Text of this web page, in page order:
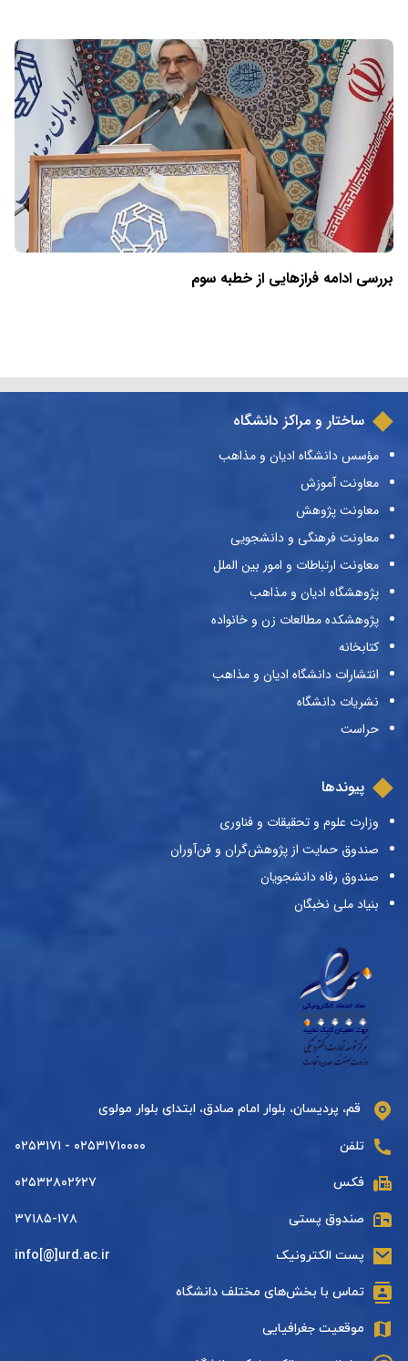
بررسی ادامه فرازهایی از خطبه سوم
ساختار و مراکز دانشگاه
مؤسس دانشگاه ادیان و مذاهب
معاونت آموزش
معاونت پژوهش
معاونت فرهنگی و دانشجویی
معاونت ارتباطات و امور بین الملل
پژوهشگاه ادیان و مذاهب
پژوهشکده مطالعات زن و خانواده
کتابخانه
انتشارات دانشگاه ادیان و مذاهب
نشریات دانشگاه
حراست
پیوندها
وزارت علوم و تحقیقات و فناوری
صندوق حمایت از پژوهش‌گران و فن‌آوران
صندوق رفاه دانشجویان
بنیاد ملی نخبگان
قم، پردیسان، بلوار امام صادق، ابتدای بلوار مولوی
تلفن ۰۲۵۳۱۷۱۰۰۰۰ - ۰۲۵۳۱۷۱
فکس ۰۲۵۳۲۸۰۲۶۲۷
صندوق پستی ۳۷۱۸۵-۱۷۸
پست الکترونیک info[@]urd.ac.ir
تماس با بخش‌های مختلف دانشگاه
موقعیت جغرافیایی